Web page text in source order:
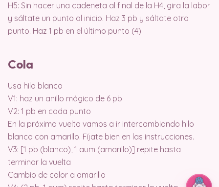
H5: Sin hacer una cadeneta al final de la H4, gira la labor
y sáltate un punto al inicio. Haz 3 pb y sáltate otro
punto. Haz 1 pb en el último punto (4)
Cola
Usa hilo blanco
V1: haz un anillo mágico de 6 pb
V2: 1 pb en cada punto
En la próxima vuelta vamos a ir intercambiando hilo
blanco con amarillo. Fíjate bien en las instrucciones.
V3: [1 pb (blanco), 1 aum (amarillo)] repite hasta
terminar la vuelta
Cambio de color a amarillo